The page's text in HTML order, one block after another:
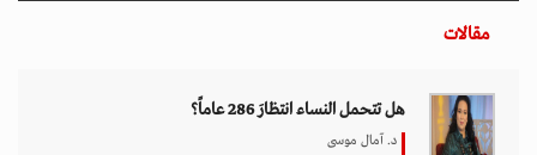
مقالات
هل تتحمل النساء انتظارَ 286 عاماً؟
د. آمال موسى